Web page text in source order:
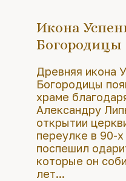
Икона
Богородицы
Древняя икона
Богородицы
храме
Александру
открытии
переулке в 90-
поспешил
которые он
лет...